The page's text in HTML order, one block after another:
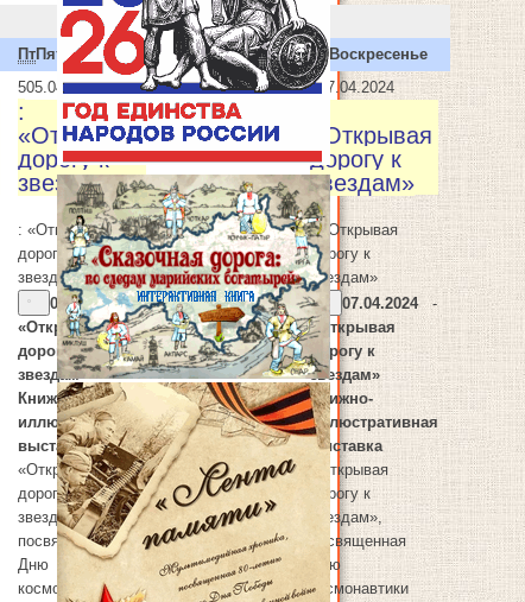
ПтПятница СбСуббота ВсВоскресенье
505.04.2024
:
«Открывая
дорогу к
звездам»
: «Открывая
дорогу к
звездам»
01.04.2024
-
«Открывая
дорогу к
звездам»
Книжно-
иллюстративная
выставка
«Открывая
дорогу к
звездам»,
посвященная
Дню
космонавтики
6 06.04.2024
707.04.2024
«Открывая
дорогу к
звездам»
: «Открывая
дорогу к
звездам»
07.04.2024
-
«Открывая
дорогу к
звездам»
Книжно-
иллюстративная
выставка
«Открывая
дорогу к
звездам»,
посвященная
Дню
космонавтики